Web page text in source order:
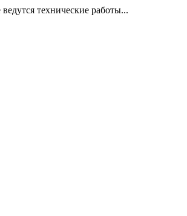
технические работы...